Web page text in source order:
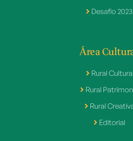
Desafio 2023
Área
Rural Cultura
Rural
Rural
Editorial